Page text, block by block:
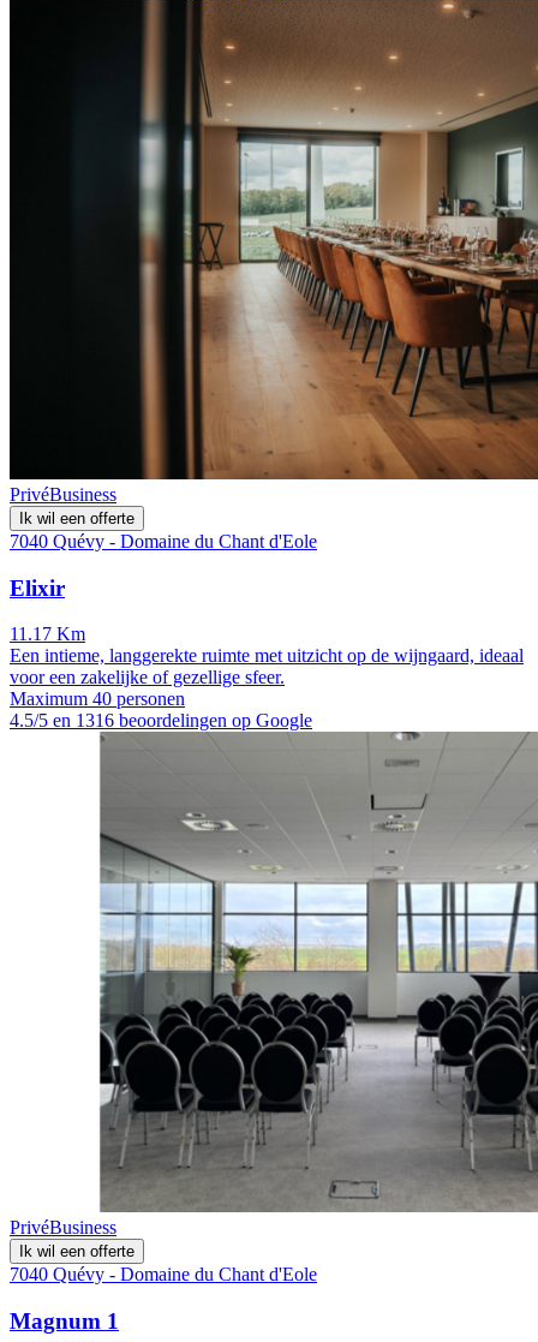
PrivéBusiness
Ik wil een offerte
7040 Quévy - Domaine du Chant d'Eole
Elixir
11.17 Km
Een intieme, langgerekte ruimte met uitzicht op de wijngaard, ideaal
voor een zakelijke of gezellige sfeer.
Maximum 40 personen
4.5/5 en 1316 beoordelingen op Google
PrivéBusiness
Ik wil een offerte
7040 Quévy - Domaine du Chant d'Eole
Magnum 1